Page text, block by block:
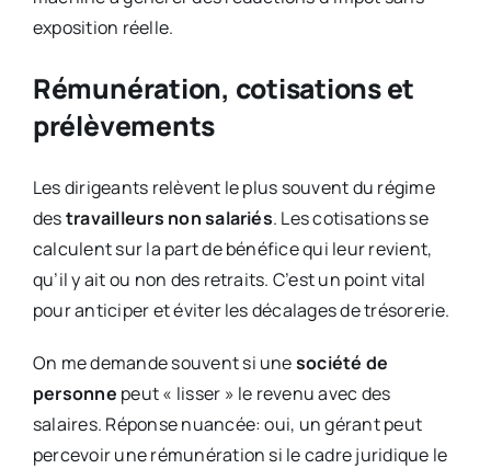
exposition réelle.
Rémunération, cotisations et
prélèvements
Les dirigeants relèvent le plus souvent du régime
destravailleurs non salariés. Les cotisations se
calculent sur la part de bénéfice qui leur revient,
qu’il y ait ou non des retraits. C’est un point vital
pour anticiper et éviter les décalages de trésorerie.
On me demande souvent si unesociété de
personne peut « lisser » le revenu avec des
salaires. Réponse nuancée: oui, un gérant peut
percevoir une rémunération si le cadre juridique le